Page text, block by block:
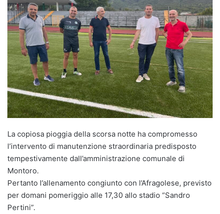
La copiosa pioggia della scorsa notte ha compromesso
l’intervento di manutenzione straordinaria predisposto
tempestivamente dall’amministrazione comunale di
Montoro.
Pertanto l’allenamento congiunto con l’Afragolese, previsto
per domani pomeriggio alle 17,30 allo stadio “Sandro
Pertini”.